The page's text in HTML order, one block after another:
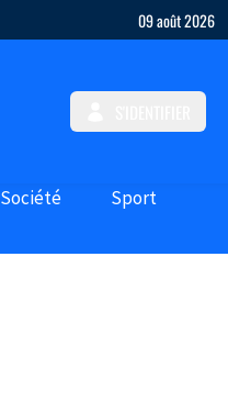
09 août 2026
Société Sport